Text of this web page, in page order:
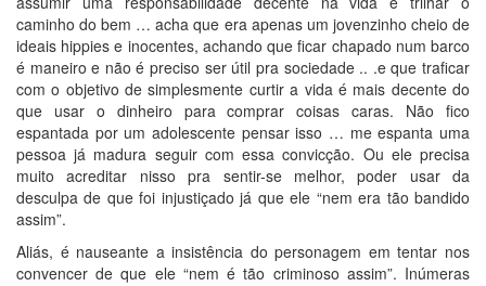
caminho do bem … acha que era apenas um jovenzinho cheio de
ideais hippies e inocentes, achando que ficar chapado num barco
é maneiro e não é preciso ser útil pra sociedade .. .e que traficar
com o objetivo de simplesmente curtir a vida é mais decente do
que usar o dinheiro para comprar coisas caras. Não fico
espantada por um adolescente pensar isso … me espanta uma
pessoa já madura seguir com essa convicção. Ou ele precisa
muito acreditar nisso pra sentir-se melhor, poder usar da
desculpa de que foi injustiçado já que ele “nem era tão bandido
assim”.
Aliás, é nauseante a insistência do personagem em tentar nos
convencer de que ele “nem é tão criminoso assim”. Inúmeras